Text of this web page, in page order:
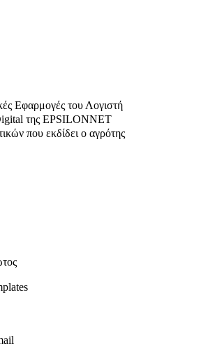
Εφαρμογές του Λογιστή
της EPSILONNET
που εκδίδει ο αγρότης